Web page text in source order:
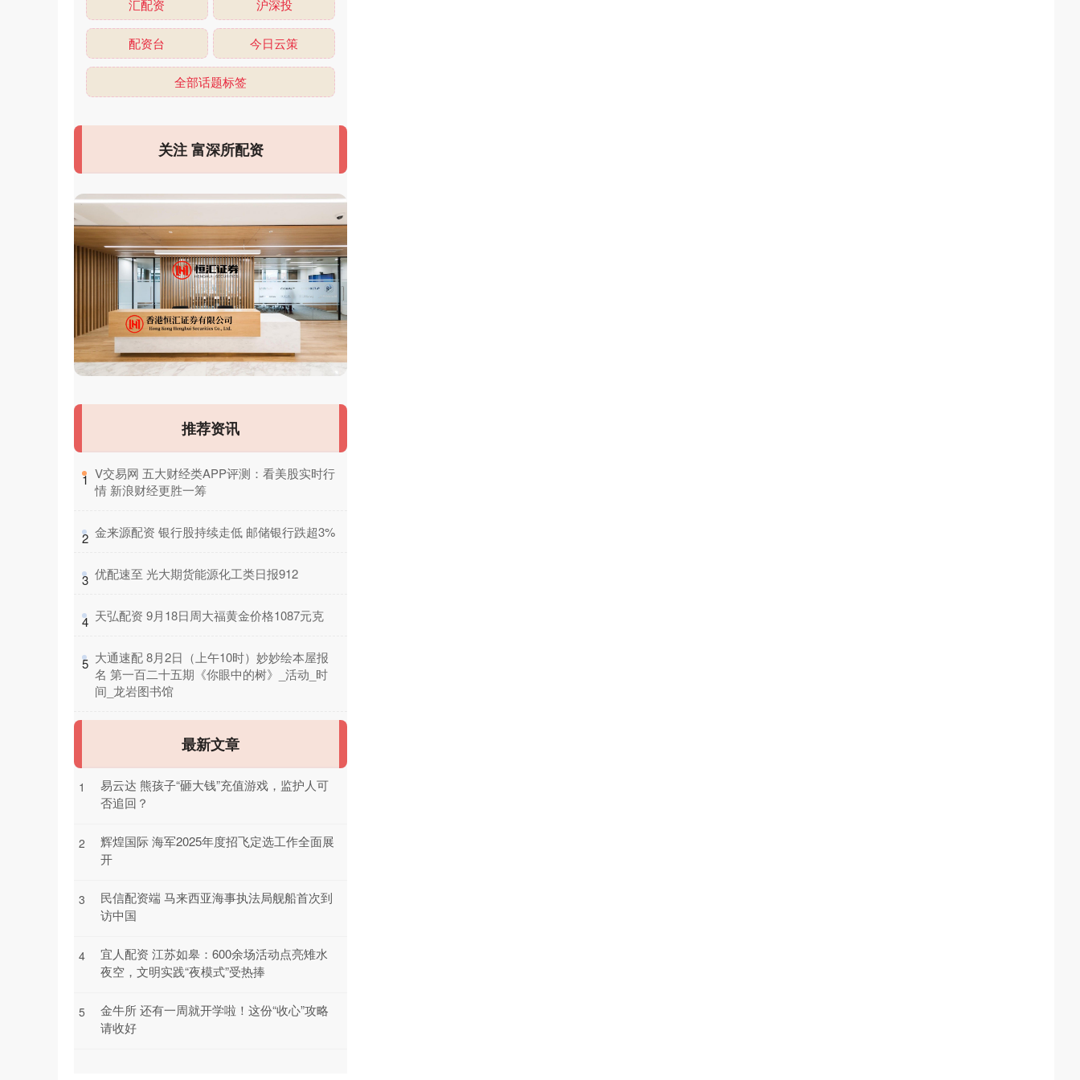
汇配资 沪深投
配资台 今日云策
全部话题标签
关注 富深所配资
推荐资讯
1 ​V交易网 五大财经类APP评测：看美股实时行
情 新浪财经更胜一筹
2 ​金来源配资 银行股持续走低 邮储银行跌超3%
3 ​优配速至 光大期货能源化工类日报912
4 ​天弘配资 9月18日周大福黄金价格1087元克
5 ​大通速配 8月2日（上午10时）妙妙绘本屋报
名 第一百二十五期《你眼中的树》_活动_时
间_龙岩图书馆
最新文章
1
易云达 熊孩子“砸大钱”充值游戏，监护人可
否追回？
2
辉煌国际 海军2025年度招飞定选工作全面展
开
3
民信配资端 马来西亚海事执法局舰船首次到
访中国
4
宜人配资 江苏如皋：600余场活动点亮雉水
夜空，文明实践“夜模式”受热捧
5
金牛所 还有一周就开学啦！这份“收心”攻略
请收好